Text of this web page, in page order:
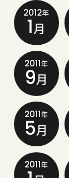
2012年
1月
2011年
9月
2011年
5月
2011年